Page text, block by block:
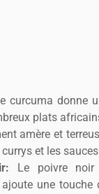
curcuma donne
plats
amère et
et les
Le poivre
une touche